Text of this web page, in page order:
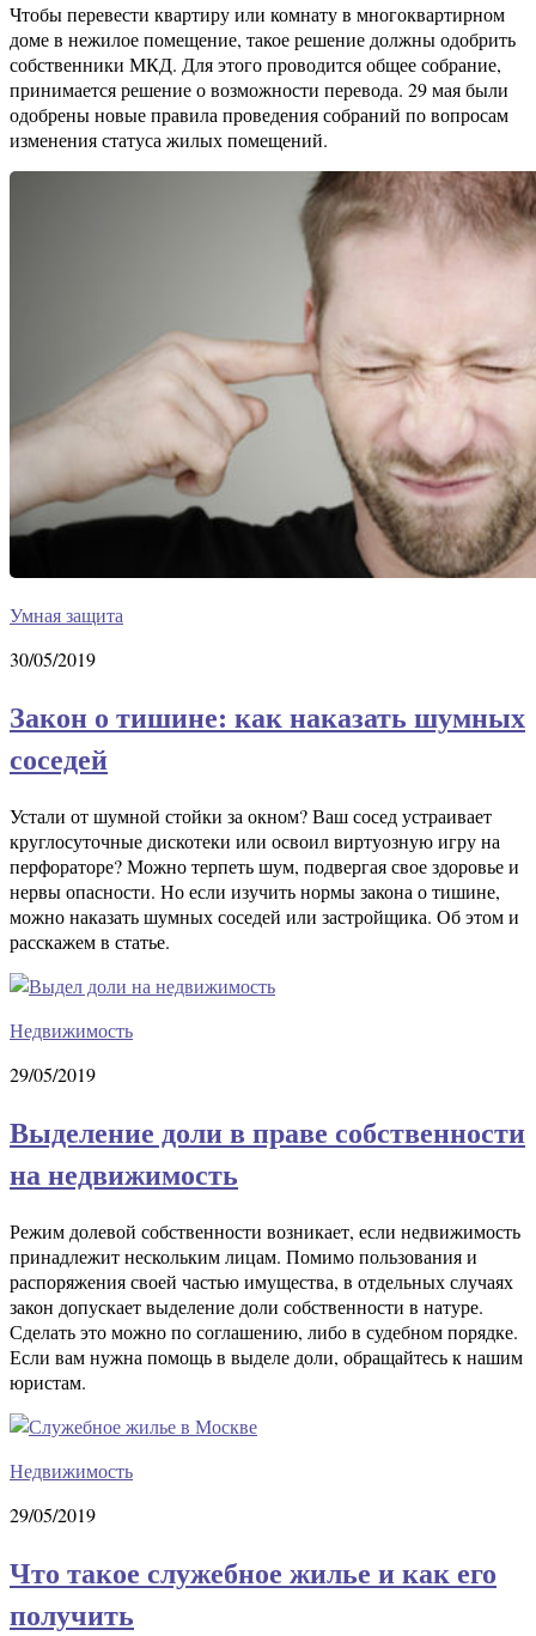
Чтобы перевести квартиру или комнату в многоквартирном
доме в нежилое помещение, такое решение должны одобрить
собственники МКД. Для этого проводится общее собрание,
принимается решение о возможности перевода. 29 мая были
одобрены новые правила проведения собраний по вопросам
изменения статуса жилых помещений.
Умная защита
30/05/2019
Закон о тишине: как наказать шумных
соседей
Устали от шумной стойки за окном? Ваш сосед устраивает
круглосуточные дискотеки или освоил виртуозную игру на
перфораторе? Можно терпеть шум, подвергая свое здоровье и
нервы опасности. Но если изучить нормы закона о тишине,
можно наказать шумных соседей или застройщика. Об этом и
расскажем в статье.
Недвижимость
29/05/2019
Выделение доли в праве собственности
на недвижимость
Режим долевой собственности возникает, если недвижимость
принадлежит нескольким лицам. Помимо пользования и
распоряжения своей частью имущества, в отдельных случаях
закон допускает выделение доли собственности в натуре.
Сделать это можно по соглашению, либо в судебном порядке.
Если вам нужна помощь в выделе доли, обращайтесь к нашим
юристам.
Недвижимость
29/05/2019
Что такое служебное жилье и как его
получить